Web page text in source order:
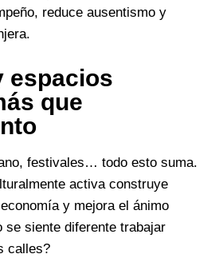
reduce ausentismo y
espacios
que
festivales… todo esto suma.
activa construye
y mejora el ánimo
se siente diferente trabajar
calles?